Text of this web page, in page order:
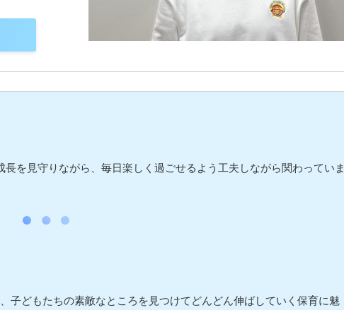
を見守りながら、毎日楽しく過ごせるよう工夫しながら関わっていま
子どもたちの素敵なところを見つけてどんどん伸ばしていく保育に魅